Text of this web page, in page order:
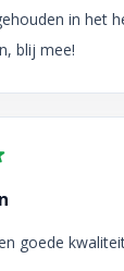
in het
blij mee!
goede